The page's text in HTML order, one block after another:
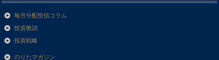
毎月分配投信コラム
投資教訓
投資戦略
のりたマガジン